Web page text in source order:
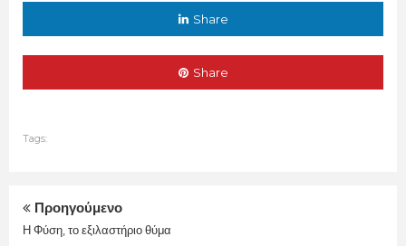
Share
Share
Tags:
Προηγούμενο
Η Φύση, το εξιλαστήριο θύμα